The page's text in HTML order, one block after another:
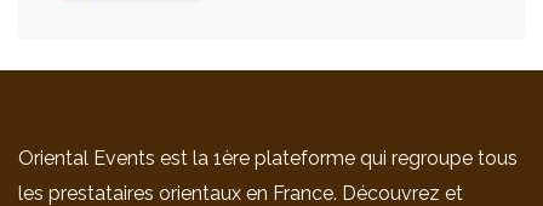
Oriental Events est la 1ère plateforme qui regroupe tous
les prestataires orientaux en France. Découvrez et